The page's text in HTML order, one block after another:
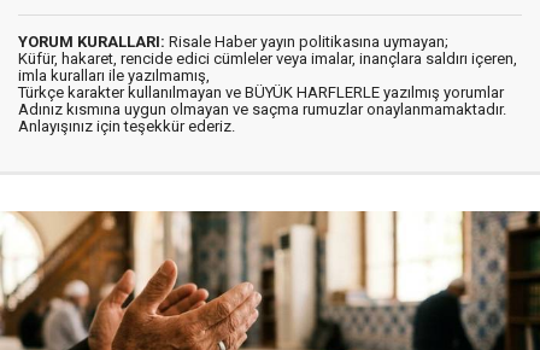
YORUM KURALLARI: Risale Haber yayın politikasına uymayan;
Küfür, hakaret, rencide edici cümleler veya imalar, inançlara saldırı içeren,
imla kuralları ile yazılmamış,
Türkçe karakter kullanılmayan ve BÜYÜK HARFLERLE yazılmış yorumlar
Adınız kısmına uygun olmayan ve saçma rumuzlar onaylanmamaktadır.
Anlayışınız için teşekkür ederiz.